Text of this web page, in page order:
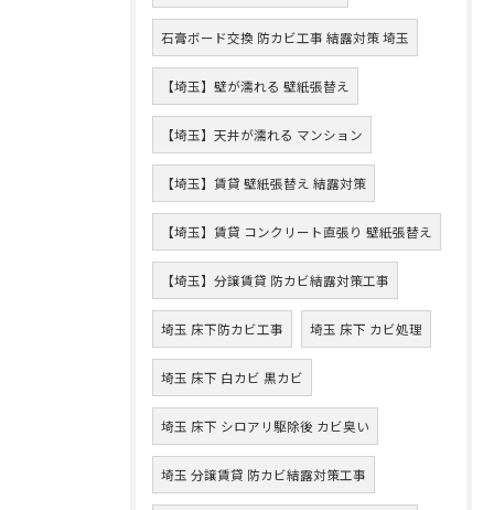
石膏ボード交換 防カビ工事 結露対策 埼玉
【埼玉】壁が濡れる 壁紙張替え
【埼玉】天井が濡れる マンション
【埼玉】賃貸 壁紙張替え 結露対策
【埼玉】賃貸 コンクリート直張り 壁紙張替え
【埼玉】分譲賃貸 防カビ結露対策工事
埼玉 床下防カビ工事 埼玉 床下 カビ処理
埼玉 床下 白カビ 黒カビ
埼玉 床下 シロアリ駆除後 カビ臭い
埼玉 分譲賃貸 防カビ結露対策工事